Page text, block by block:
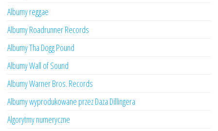
Albumy reggae
Albumy Roadrunner Records
Albumy Tha Dogg Pound
Albumy Wall of Sound
Albumy Warner Bros. Records
Albumy wyprodukowane przez Daza Dillingera
Algorytmy numeryczne